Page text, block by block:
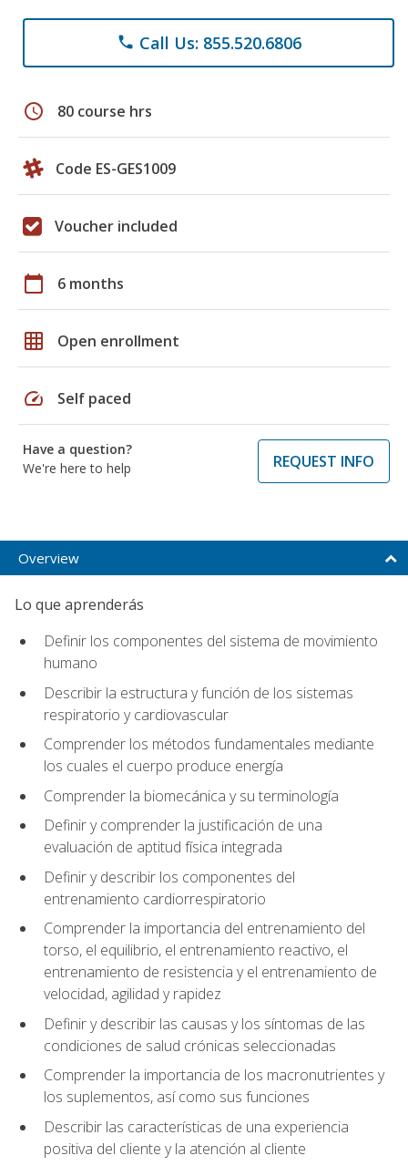
phone Call Us: 855.520.6806
schedule 80 course hrs
Code ES-GES1009
Voucher included
calendar_today 6 months
grid_on Open enrollment
speed Self paced
Have a question?
We're here to help
REQUEST INFO
Overview
Lo que aprenderás
Definir los componentes del sistema de movimiento
humano
Describir la estructura y función de los sistemas
respiratorio y cardiovascular
Comprender los métodos fundamentales mediante
los cuales el cuerpo produce energía
Comprender la biomecánica y su terminología
Definir y comprender la justificación de una
evaluación de aptitud física integrada
Definir y describir los componentes del
entrenamiento cardiorrespiratorio
Comprender la importancia del entrenamiento del
torso, el equilibrio, el entrenamiento reactivo, el
entrenamiento de resistencia y el entrenamiento de
velocidad, agilidad y rapidez
Definir y describir las causas y los síntomas de las
condiciones de salud crónicas seleccionadas
Comprender la importancia de los macronutrientes y
los suplementos, así como sus funciones
Describir las características de una experiencia
positiva del cliente y la atención al cliente